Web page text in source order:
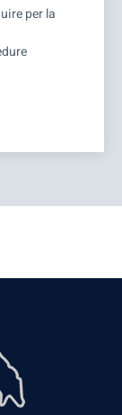
per la